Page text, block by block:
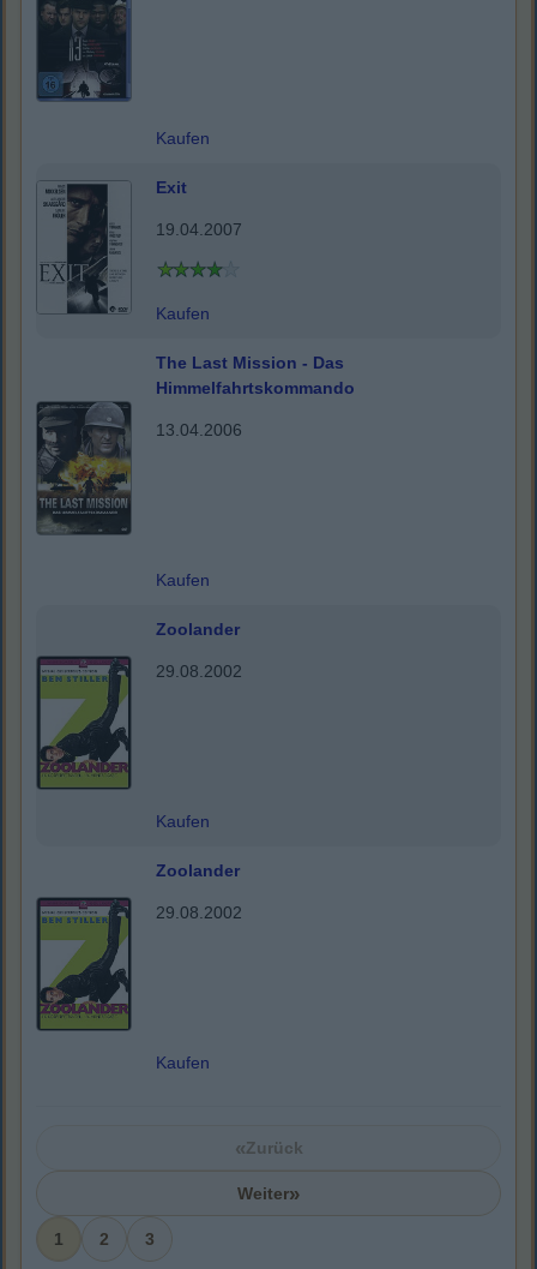
Kaufen
Exit
19.04.2007
Kaufen
The Last Mission - Das
Himmelfahrtskommando
13.04.2006
Kaufen
Zoolander
29.08.2002
Kaufen
Zoolander
29.08.2002
Kaufen
«Zurück
1 2 3
Weiter»